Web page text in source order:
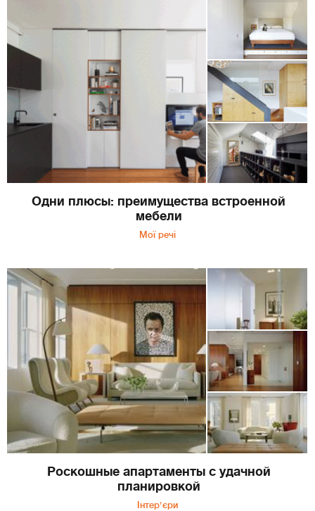
Одни плюсы: преимущества встроенной
мебели
Мої речі
Роскошные апартаменты с удачной
планировкой
Інтер'єри